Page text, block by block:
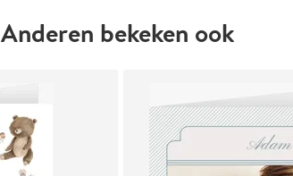
Anderen bekeken ook